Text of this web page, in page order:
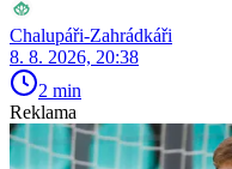
Chalupáři-Zahrádkáři
8. 8. 2026, 20:38
2 min
Reklama